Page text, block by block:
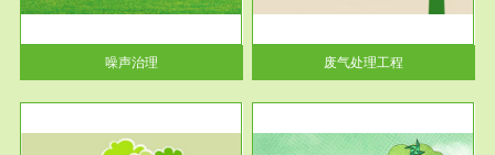
噪声治理 废气处理工程